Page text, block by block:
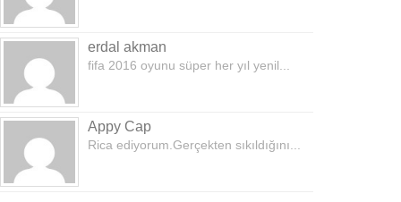
erdal akman
fifa 2016 oyunu süper her yıl yenil...
Appy Cap
Rica ediyorum.Gerçekten sıkıldığını...